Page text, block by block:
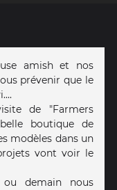
amish et nos
prévenir que le
de "Farmers
boutique de
modèles dans un
vont voir le
demain nous